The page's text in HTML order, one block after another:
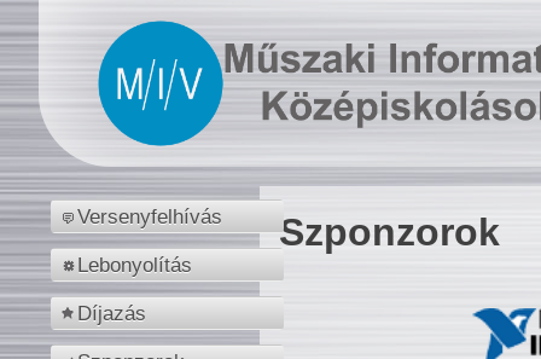
Versenyfelhívás
Lebonyolítás
Díjazás
Szponzorok